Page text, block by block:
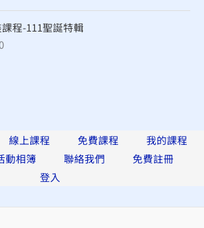
課程-111聖誕特輯
線上課程 免費課程
我的課程
動相簿 聯絡我們
免費註冊
登入